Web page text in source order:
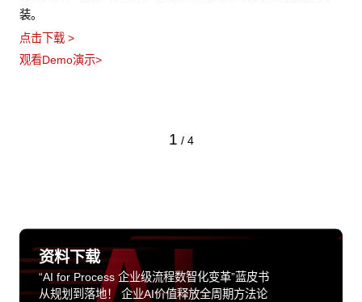
装。
点击下载 >
观看Demo演示>
1 / 4
资料下载
“AI for Process 企业级流程数智化变革”蓝皮书
从规划到落地！ 企业AI价值释放全周期方法论